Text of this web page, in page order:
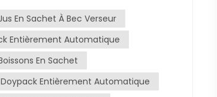
des sachets à bec verseur. Cette
dans divers secteurs, notamment
et les cosmétiques, grâce à sa
de la machineL'objectif
sachets à bec verseur est
la fermeture des sachets, facilitant
En Sachet À Bec Verseur
Entièrement Automatique
En Sachet
Entièrement Automatique